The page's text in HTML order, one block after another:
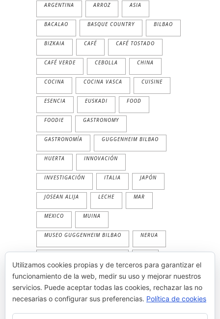
ARGENTINA ARROZ ASIA
BACALAO BASQUE COUNTRY BILBAO
BIZKAIA CAFÉ CAFÉ TOSTADO
CAFÉ VERDE CEBOLLA CHINA
COCINA COCINA VASCA CUISINE
ESENCIA EUSKADI FOOD
FOODIE GASTRONOMY
GASTRONOMÍA GUGGENHEIM BILBAO
HUERTA INNOVACIÓN
INVESTIGACIÓN ITALIA JAPÓN
JOSEAN ALIJA LECHE MAR
MEXICO MUINA
MUSEO GUGGENHEIM BILBAO NERUA
NERUA GUGGENHEIM BILBAO PAN
PESCADO PLANTA PRIMAVERA
PRODUCTOS TEMPORALIDAD
THE WORLD'S 50 BEST TRADICION
Utilizamos cookies propias y de terceros para garantizar el
funcionamiento de la web, medir su uso y mejorar nuestros
servicios. Puede aceptar todas las cookies, rechazar las no
necesarias o configurar sus preferencias. Política de cookies